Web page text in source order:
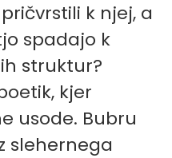
k njej, a
spadajo k
struktur?
kjer
usode. Bubru
slehernega